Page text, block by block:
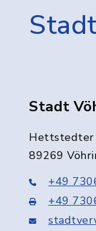
Stadt
Hettstedter
89269
+49
+49